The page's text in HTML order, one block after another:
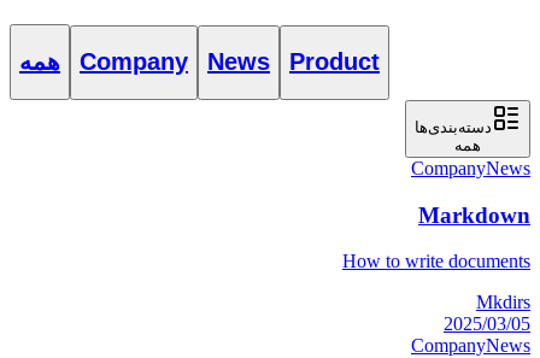
همه Company News Product
دسته‌بندی‌ها
همه
CompanyNews
Markdown
How to write documents
Mkdirs
2025/03/05
CompanyNews